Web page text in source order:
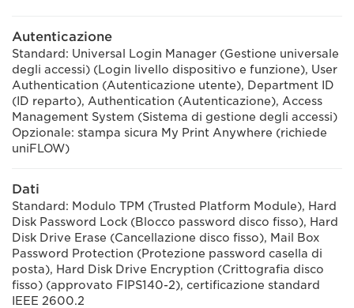
Autenticazione
Standard: Universal Login Manager (Gestione universale
degli accessi) (Login livello dispositivo e funzione), User
Authentication (Autenticazione utente), Department ID
(ID reparto), Authentication (Autenticazione), Access
Management System (Sistema di gestione degli accessi)
Opzionale: stampa sicura My Print Anywhere (richiede
uniFLOW)
Dati
Standard: Modulo TPM (Trusted Platform Module), Hard
Disk Password Lock (Blocco password disco fisso), Hard
Disk Drive Erase (Cancellazione disco fisso), Mail Box
Password Protection (Protezione password casella di
posta), Hard Disk Drive Encryption (Crittografia disco
fisso) (approvato FIPS140-2), certificazione standard
IEEE 2600.2